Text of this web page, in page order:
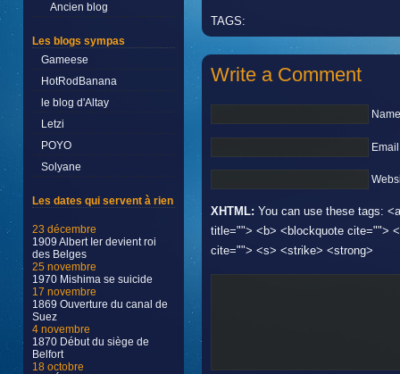
Ancien blog
Les blogs sympas
Gameese
HotRodBanana
le blog d'Altay
Letzi
POYO
Solyane
Les dates qui servent à rien
23 décembre
1909 Albert Ier devient roi
des Belges
25 novembre
1970 Mishima se suicide
17 novembre
1869 Ouverture du canal de
Suez
4 novembre
1870 Début du siège de
Belfort
18 octobre
TAGS:
Write a Comment
XHTML: You can use these tags:
title=""> <b> <blockquote cite="">
cite=""> <s> <strike> <strong>